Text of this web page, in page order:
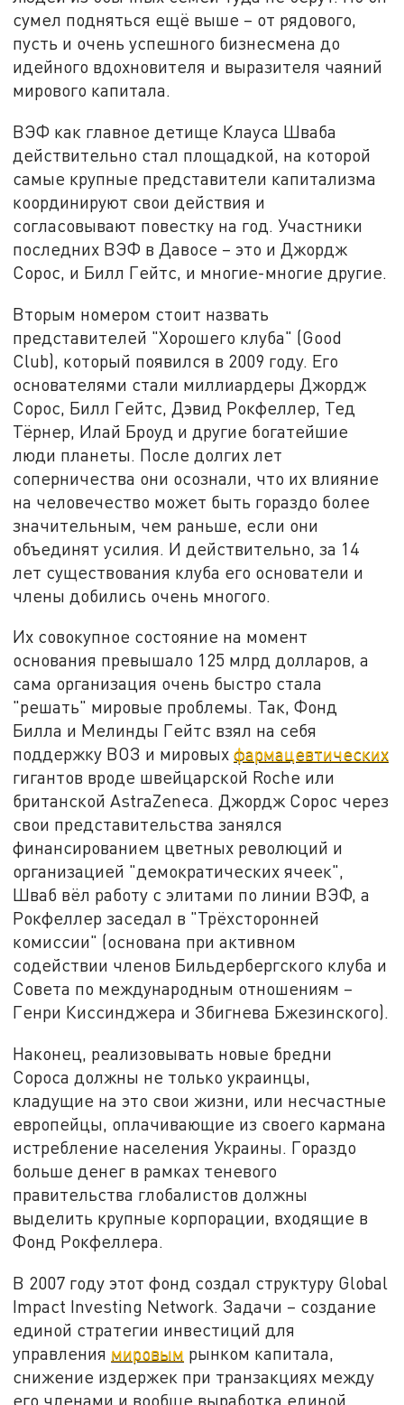
сумел подняться ещё выше – от рядового,
пусть и очень успешного бизнесмена до
идейного вдохновителя и выразителя чаяний
мирового капитала.
ВЭФ как главное детище Клауса Шваба
действительно стал площадкой, на которой
самые крупные представители капитализма
координируют свои действия и
согласовывают повестку на год. Участники
последних ВЭФ в Давосе – это и Джордж
Сорос, и Билл Гейтс, и многие-многие другие.
Вторым номером стоит назвать
представителей "Хорошего клуба" (Good
Club), который появился в 2009 году. Его
основателями стали миллиардеры Джордж
Сорос, Билл Гейтс, Дэвид Рокфеллер, Тед
Тёрнер, Илай Броуд и другие богатейшие
люди планеты. После долгих лет
соперничества они осознали, что их влияние
на человечество может быть гораздо более
значительным, чем раньше, если они
объединят усилия. И действительно, за 14
лет существования клуба его основатели и
члены добились очень многого.
Их совокупное состояние на момент
основания превышало 125 млрд долларов, а
сама организация очень быстро стала
"решать" мировые проблемы. Так, Фонд
Билла и Мелинды Гейтс взял на себя
поддержку ВОЗ и мировыхфармацевтических
гигантов вроде швейцарской Roche или
британской AstraZeneca. Джордж Сорос через
свои представительства занялся
финансированием цветных революций и
организацией "демократических ячеек",
Шваб вёл работу с элитами по линии ВЭФ, а
Рокфеллер заседал в "Трёхсторонней
комиссии" (основана при активном
содействии членов Бильдербергского клуба и
Совета по международным отношениям –
Генри Киссинджера и Збигнева Бжезинского).
Наконец, реализовывать новые бредни
Сороса должны не только украинцы,
кладущие на это свои жизни, или несчастные
европейцы, оплачивающие из своего кармана
истребление населения Украины. Гораздо
больше денег в рамках теневого
правительства глобалистов должны
выделить крупные корпорации, входящие в
Фонд Рокфеллера.
В 2007 году этот фонд создал структуру Global
Impact Investing Network. Задачи – создание
единой стратегии инвестиций для
управления мировым рынком капитала,
снижение издержек при транзакциях между
его членами и вообще выработка единой